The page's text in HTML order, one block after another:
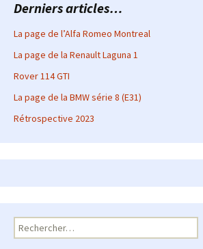
Derniers articles…
La page de l’Alfa Romeo Montreal
La page de la Renault Laguna 1
Rover 114 GTI
La page de la BMW série 8 (E31)
Rétrospective 2023
Rechercher :